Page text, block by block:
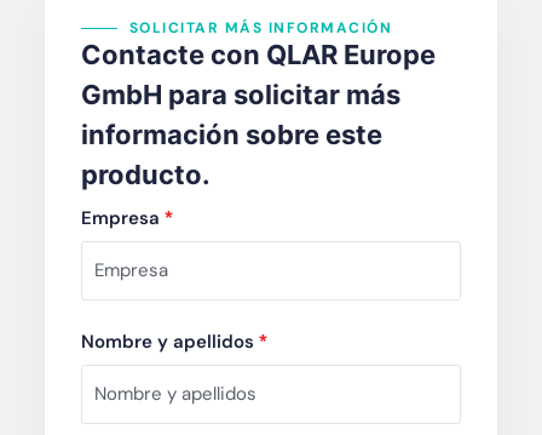
SOLICITAR MÁS INFORMACIÓN
Contacte con QLAR Europe
GmbH para solicitar más
información sobre este
producto.
Empresa *
Nombre y apellidos *